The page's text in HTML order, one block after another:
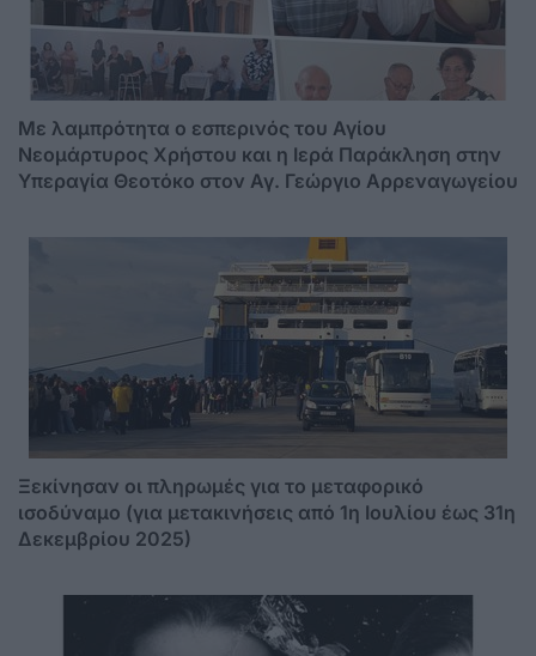
Mε λαμπρότητα ο εσπερινός του Αγίου
Νεομάρτυρος Χρήστου και η Ιερά Παράκληση στην
Υπεραγία Θεοτόκο στον Αγ. Γεώργιο Αρρεναγωγείου
Ξεκίνησαν οι πληρωμές για το μεταφορικό
ισοδύναμο (για μετακινήσεις από 1η Ιουλίου έως 31η
Δεκεμβρίου 2025)